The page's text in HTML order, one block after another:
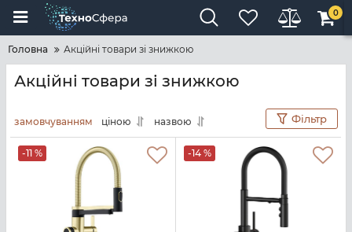
0
Головна Акційні товари зі знижкою
Акційні товари зі знижкою
замовчуванням ціною назвою Фільтр
-11 % -14 %